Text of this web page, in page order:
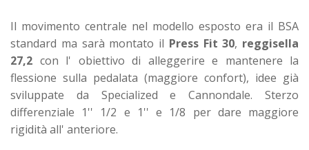
Il movimento centrale nel modello esposto era il BSA
standard ma sarà montato il Press Fit 30, reggisella
27,2 con l' obiettivo di alleggerire e mantenere la
flessione sulla pedalata (maggiore confort), idee già
sviluppate da Specialized e Cannondale. Sterzo
differenziale 1'' 1/2 e 1'' e 1/8 per dare maggiore
rigidità all' anteriore.